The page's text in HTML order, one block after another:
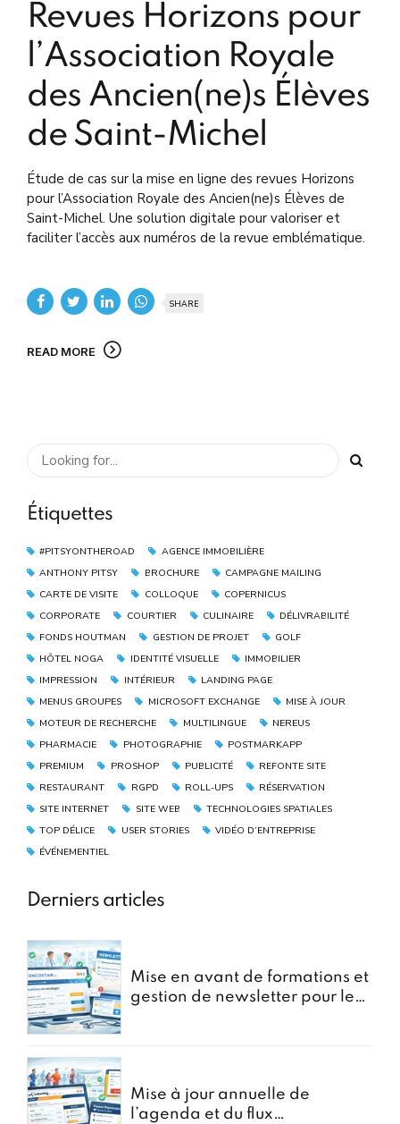
Revues Horizons pour
l’Association Royale
des Ancien(ne)s Élèves
de Saint-Michel
Étude de cas sur la mise en ligne des revues Horizons
pour l’Association Royale des Ancien(ne)s Élèves de
Saint-Michel. Une solution digitale pour valoriser et
faciliter l’accès aux numéros de la revue emblématique.
SHARE
READ MORE
Étiquettes
#PITSYONTHEROAD
AGENCE IMMOBILIÈRE
ANTHONY PITSY
BROCHURE
CAMPAGNE MAILING
CARTE DE VISITE
COLLOQUE
COPERNICUS
CORPORATE
COURTIER CULINAIRE
DÉLIVRABILITÉ
FONDS HOUTMAN
GESTION DE PROJET
GOLF
HÔTEL NOGA
IDENTITÉ VISUELLE
IMMOBILIER
IMPRESSION
INTÉRIEUR
LANDING PAGE
MENUS GROUPES
MICROSOFT EXCHANGE
MISE À JOUR
MOTEUR DE RECHERCHE
MULTILINGUE
NEREUS
PHARMACIE
PHOTOGRAPHIE
POSTMARKAPP
PREMIUM
PROSHOP PUBLICITÉ
REFONTE SITE
RESTAURANT
RGPD ROLL-UPS
RÉSERVATION
SITE INTERNET
SITE WEB
TECHNOLOGIES SPATIALES
TOP DÉLICE
USER STORIES
VIDÉO D’ENTREPRISE
ÉVÉNEMENTIEL
Derniers articles
Mise en avant de formations et
gestion de newsletter pour le
Mise à jour annuelle de
l’agenda et du flux